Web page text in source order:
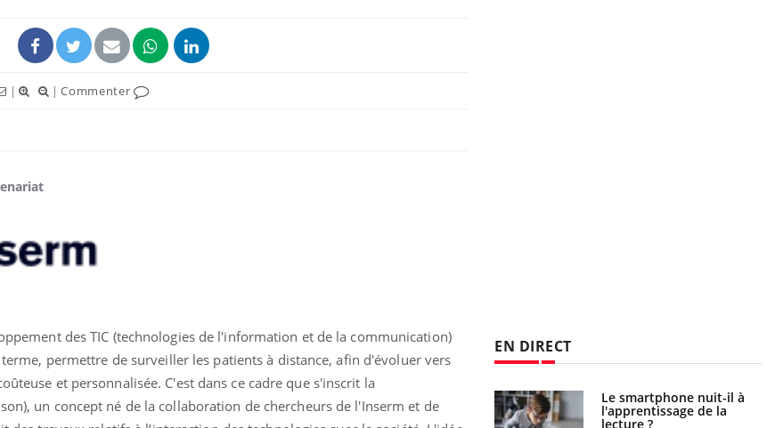
| |Commenter
des TIC (technologies de l'information et de la communication)
permettre de surveiller les patients à distance, afin d'évoluer vers
et personnalisée. C'est dans ce cadre que s'inscrit la
un concept né de la collaboration de chercheurs de l'Inserm et de
EN DIRECT
VIH : la fin du comprimé
tous les jours se profile-t-
elle enfin ?
Le Viagra pourrait-il
freiner la propagation du
cancer ?
Le smartphone nuit-il à
l'apprentissage de la
lecture ?